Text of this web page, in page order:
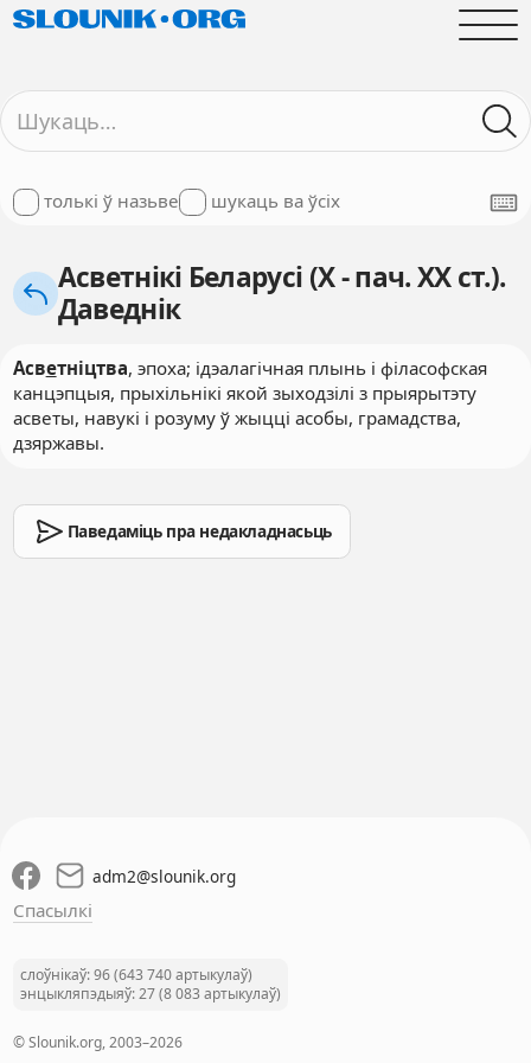
толькі ў назьве шукаць ва ўсіх
Асветнікі Беларусі (X - пач. XX ст.).
Даведнік
Асветніцтва, эпоха; ідэалагічная плынь і філасофская
канцэпцыя, прыхільнікі якой зыходзілі з прыярытэту
асветы, навукі і розуму ў жыцці асобы, грамадства,
дзяржавы.
Паведаміць пра недакладнасьць
adm2@slounik.org
Спасылкі
слоўнікаў: 96 (643 740 артыкулаў)
энцыкляпэдыяў: 27 (8 083 артыкулаў)
© Slounik.org, 2003–2026